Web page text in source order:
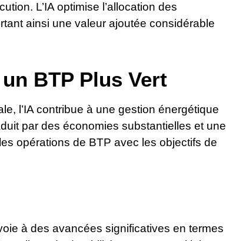
L’IA optimise l’allocation des
ainsi une valeur ajoutée considérable
BTP Plus Vert
l’IA contribue à une gestion énergétique
par des économies substantielles et une
opérations de BTP avec les objectifs de
à des avancées significatives en termes